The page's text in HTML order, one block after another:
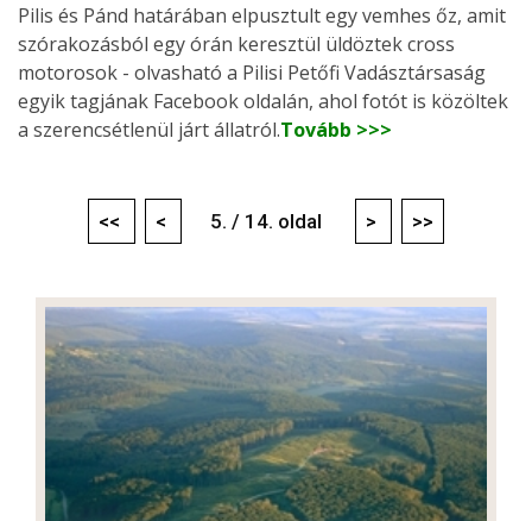
Pilis és Pánd határában elpusztult egy vemhes őz, amit
szórakozásból egy órán keresztül üldöztek cross
motorosok - olvasható a Pilisi Petőfi Vadásztársaság
egyik tagjának Facebook oldalán, ahol fotót is közöltek
a szerencsétlenül járt állatról.Tovább >>>
<< < 5. / 14. oldal > >>